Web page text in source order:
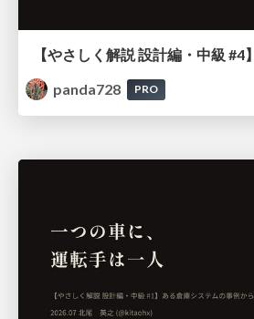
panda728
PRO